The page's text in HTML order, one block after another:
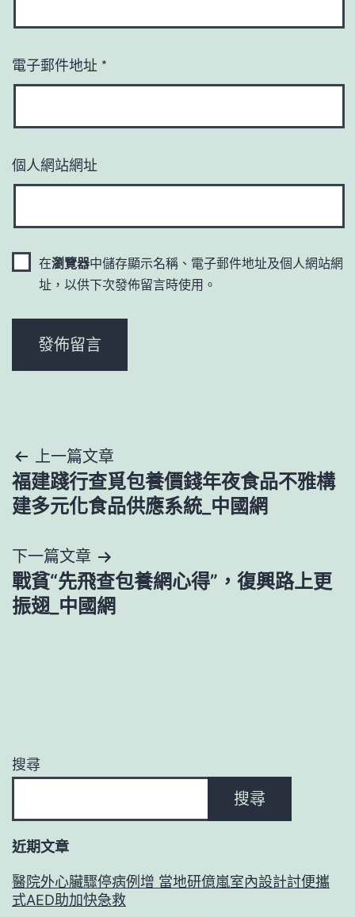
電子郵件地址 *
個人網站網址
在瀏覽器中儲存顯示名稱、電子郵件地址及個人網站網
址，以供下次發佈留言時使用。
文
章
覽
上一篇文章
福建踐行查覓包養價錢年夜食品不雅構
建多元化食品供應系統_中國網
下一篇文章
戰貧“先飛查包養網心得”，復興路上更
振翅_中國網
搜尋
搜尋
近期文章
醫院外心臟驟停病例增 當地研億嵐室內設計討便攜
式AED助加快急救